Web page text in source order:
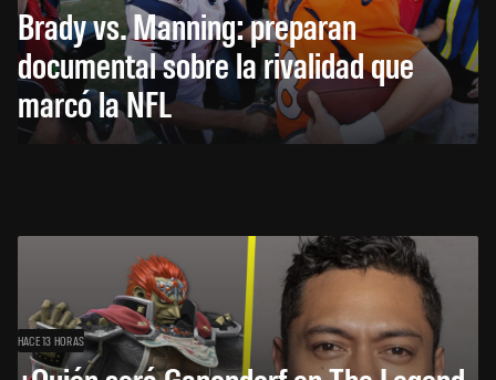
Brady vs. Manning: preparan
documental sobre la rivalidad que
marcó la NFL
HACE 13 HORAS